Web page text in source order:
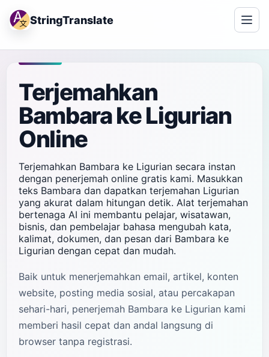
StringTranslate
Terjemahkan
Bambara ke Ligurian
Online
Terjemahkan Bambara ke Ligurian secara instan
dengan penerjemah online gratis kami. Masukkan
teks Bambara dan dapatkan terjemahan Ligurian
yang akurat dalam hitungan detik. Alat terjemahan
bertenaga AI ini membantu pelajar, wisatawan,
bisnis, dan pembelajar bahasa mengubah kata,
kalimat, dokumen, dan pesan dari Bambara ke
Ligurian dengan cepat dan mudah.
Baik untuk menerjemahkan email, artikel, konten
website, posting media sosial, atau percakapan
sehari-hari, penerjemah Bambara ke Ligurian kami
memberi hasil cepat dan andal langsung di
browser tanpa registrasi.